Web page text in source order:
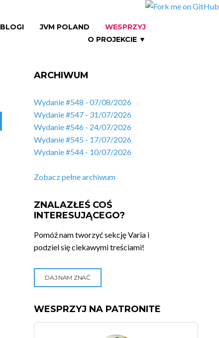
BLOGI JVM POLAND
WESPRZYJ
O PROJEKCIE ▼
ARCHIWUM
Wydanie #548 - 07/08/2026
Wydanie #547 - 31/07/2026
Wydanie #546 - 24/07/2026
Wydanie #545 - 17/07/2026
Wydanie #544 - 10/07/2026
Zobacz pełne archiwum
ZNALAZŁEŚ COŚ
INTERESUJĄCEGO?
Pomóż nam tworzyć sekcję Varia i
podziel się ciekawymi treściami!
DAJ NAM ZNAĆ
WESPRZYJ NA PATRONITE